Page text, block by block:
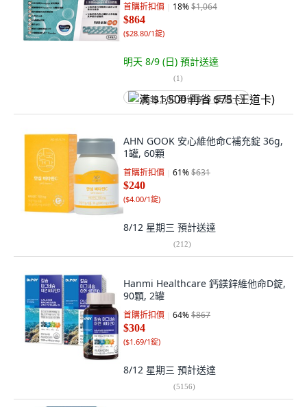
首購折扣價 18%$1,064
$864
($28.80/1錠)
明天 8/9 (日) 預計送達
(1)
满 $1,500 再省 $75 (王道卡)
AHN GOOK 安心維他命C補充錠 36g,
1罐, 60顆
首購折扣價 61%$631
$240
($4.00/1錠)
8/12 星期三 預計送達
(212)
Hanmi Healthcare 鈣鎂鋅維他命D錠,
90顆, 2罐
首購折扣價 64%$867
$304
($1.69/1錠)
8/12 星期三 預計送達
(5156)